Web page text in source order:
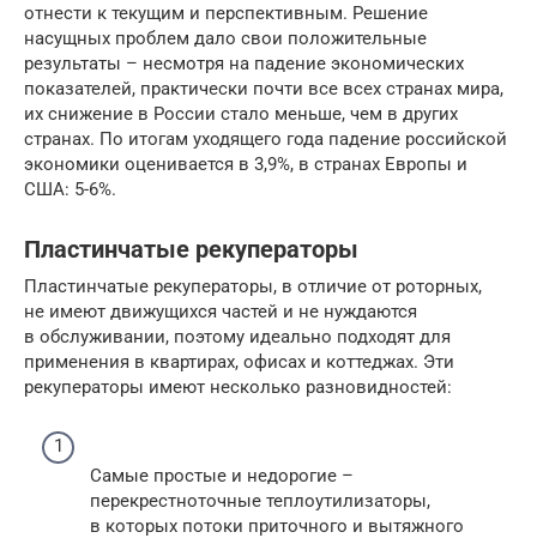
отнести к текущим и перспективным. Решение
насущных проблем дало свои положительные
результаты – несмотря на падение экономических
показателей, практически почти все всех странах мира,
их снижение в России стало меньше, чем в других
странах. По итогам уходящего года падение российской
экономики оценивается в 3,9%, в странах Европы и
США: 5-6%.
Пластинчатые рекуператоры
Пластинчатые рекуператоры, в отличие от роторных,
не имеют движущихся частей и не нуждаются
в обслуживании, поэтому идеально подходят для
применения в квартирах, офисах и коттеджах. Эти
рекуператоры имеют несколько разновидностей:
Самые простые и недорогие –
перекрестноточные теплоутилизаторы,
в которых потоки приточного и вытяжного